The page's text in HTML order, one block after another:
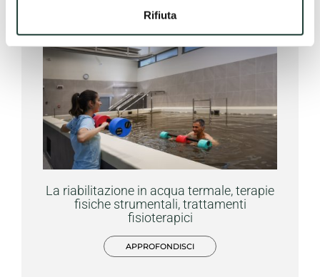
Rifiuta
La riabilitazione in acqua termale, terapie
fisiche strumentali, trattamenti
fisioterapici
APPROFONDISCI